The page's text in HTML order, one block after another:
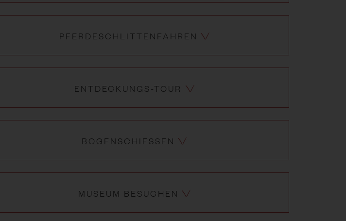
PFERDESCHLITTENFAHREN
ENTDECKUNGS-TOUR
BOGENSCHIESSEN
MUSEUM BESUCHEN